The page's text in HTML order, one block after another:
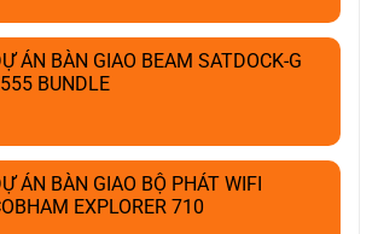
ÁN BÀN GIAO BEAM SATDOCK-G
BUNDLE
ÁN BÀN GIAO BỘ PHÁT WIFI
EXPLORER 710